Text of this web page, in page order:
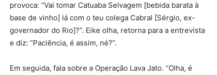
provoca: “Vai tomar Catuaba Selvagem [bebida barata à
base de vinho] lá com o teu colega Cabral [Sérgio, ex-
governador do Rio]?”. Eike olha, retorna para a entrevista
e diz: “Paciência, é assim, né?”.
Em seguida, fala sobre a Operação Lava Jato. “Olha, é